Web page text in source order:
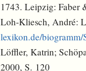
1743. Leipzig: Faber
Loh-Kliesch, André:
lexikon.de/
Löffler, Katrin;
2000, S. 120